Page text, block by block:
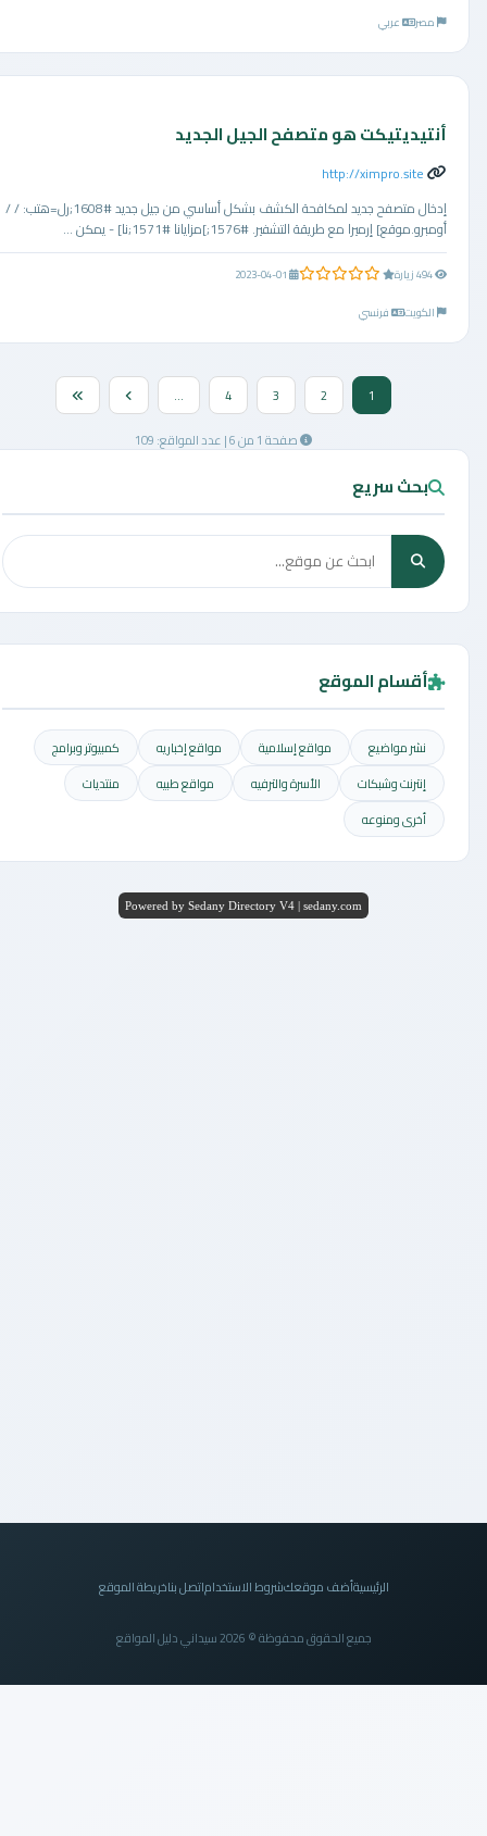
مصر
عربي
أنتيديتيكت هو متصفح الجيل الجديد
http://ximpro.site
إدخال متصفح جديد لمكافحة الكشف بشكل أساسي من جيل جديد #1608;رل=هتب: / /
أومبرو.موقع] إرميرا مع طريقة التشفير. #1576;]مزايانا #1571;نا] - يمكن ...
0.0 من 5 نجوم
2023-04-01
الكويت
فرنسي
صفحة 1 من 6 | عدد المواقع: 109
بحث سريع
أقسام الموقع
نشر مواضيع مواقع إسلامية مواقع إخباريه
كمبيوتر وبرامج
إنترنت وشبكات
الأسرة والترفيه مواقع طبيه
منتديات
أخرى ومنوعه
Powered by Sedany Directory V4 | sedany.com
الرئيسيةأضف موقعكشروط الاستخداماتصل بناخريطة الموقع
جميع الحقوق محفوظة © 2026 سيداني دليل المواقع